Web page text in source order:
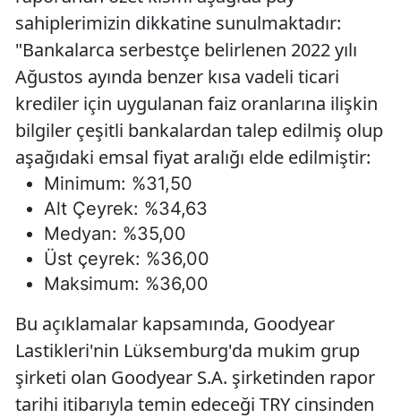
sahiplerimizin dikkatine sunulmaktadır:
"Bankalarca serbestçe belirlenen 2022 yılı
Ağustos ayında benzer kısa vadeli ticari
krediler için uygulanan faiz oranlarına ilişkin
bilgiler çeşitli bankalardan talep edilmiş olup
aşağıdaki emsal fiyat aralığı elde edilmiştir:
Minimum: %31,50
Alt Çeyrek: %34,63
Medyan: %35,00
Üst çeyrek: %36,00
Maksimum: %36,00
Bu açıklamalar kapsamında, Goodyear
Lastikleri'nin Lüksemburg'da mukim grup
şirketi olan Goodyear S.A. şirketinden rapor
tarihi itibarıyla temin edeceği TRY cinsinden